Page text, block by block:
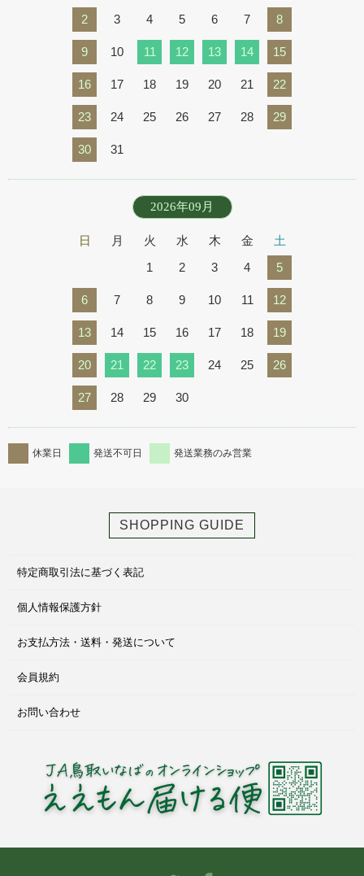
2 3 4 5 6 7 8
9 10 11 12 13 14 15
16 17 18 19 20 21 22
23 24 25 26 27 28 29
30 31
2026年09月
日 月 火 水 木 金
土
1
2 3 4 5
6 7 8 9 10 11 12
13 14 15 16 17 18 19
20 21 22 23 24 25 26
27 28 29 30
休業日 発送不可日 発送業務のみ営業
SHOPPING GUIDE
特定商取引法に基づく表記
個人情報保護方針
お支払方法・送料・発送について
会員規約
お問い合わせ